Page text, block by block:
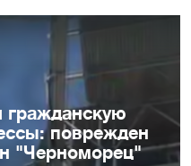
гражданскую
поврежден
"Черноморец"